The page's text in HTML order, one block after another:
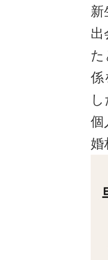
新
出
た
係
個
婚